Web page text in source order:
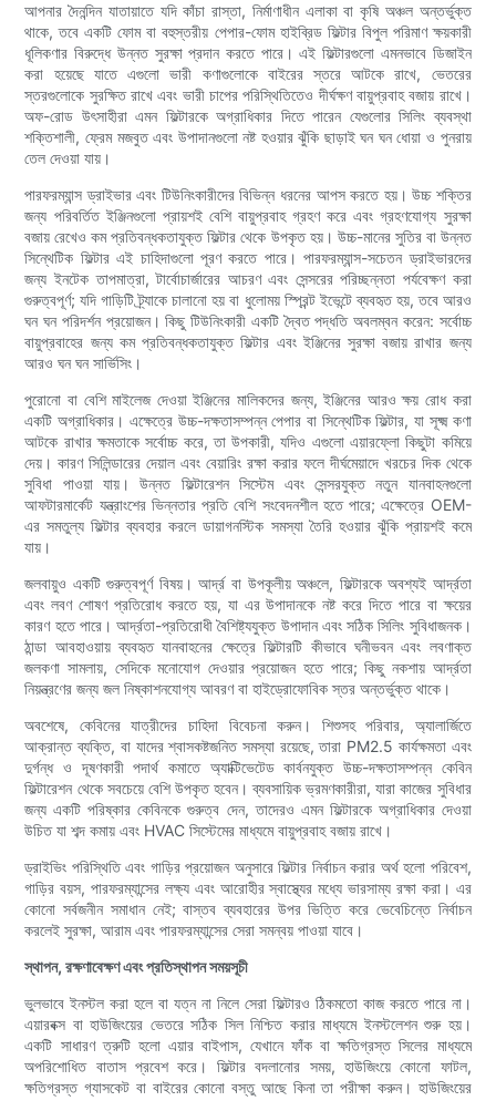
আপনার দৈনন্দিন যাতায়াতে যদি কাঁচা রাস্তা, নির্মাণাধীন এলাকা বা কৃষি অঞ্চল অন্তর্ভুক্ত
থাকে, তবে একটি ফোম বা বহুস্তরীয় পেপার-ফোম হাইব্রিড ফিল্টার বিপুল পরিমাণ ক্ষয়কারী
ধূলিকণার বিরুদ্ধে উন্নত সুরক্ষা প্রদান করতে পারে। এই ফিল্টারগুলো এমনভাবে ডিজাইন
করা হয়েছে যাতে এগুলো ভারী কণাগুলোকে বাইরের স্তরে আটকে রাখে, ভেতরের
স্তরগুলোকে সুরক্ষিত রাখে এবং ভারী চাপের পরিস্থিতিতেও দীর্ঘক্ষণ বায়ুপ্রবাহ বজায় রাখে।
অফ-রোড উৎসাহীরা এমন ফিল্টারকে অগ্রাধিকার দিতে পারেন যেগুলোর সিলিং ব্যবস্থা
শক্তিশালী, ফ্রেম মজবুত এবং উপাদানগুলো নষ্ট হওয়ার ঝুঁকি ছাড়াই ঘন ঘন ধোয়া ও পুনরায়
তেল দেওয়া যায়।
পারফরম্যান্স ড্রাইভার এবং টিউনিংকারীদের বিভিন্ন ধরনের আপস করতে হয়। উচ্চ শক্তির
জন্য পরিবর্তিত ইঞ্জিনগুলো প্রায়শই বেশি বায়ুপ্রবাহ গ্রহণ করে এবং গ্রহণযোগ্য সুরক্ষা
বজায় রেখেও কম প্রতিবন্ধকতাযুক্ত ফিল্টার থেকে উপকৃত হয়। উচ্চ-মানের সুতির বা উন্নত
সিন্থেটিক ফিল্টার এই চাহিদাগুলো পূরণ করতে পারে। পারফরম্যান্স-সচেতন ড্রাইভারদের
জন্য ইনটেক তাপমাত্রা, টার্বোচার্জারের আচরণ এবং সেন্সরের পরিচ্ছন্নতা পর্যবেক্ষণ করা
গুরুত্বপূর্ণ; যদি গাড়িটি ট্র্যাকে চালানো হয় বা ধুলোময় স্প্রিন্ট ইভেন্টে ব্যবহৃত হয়, তবে আরও
ঘন ঘন পরিদর্শন প্রয়োজন। কিছু টিউনিংকারী একটি দ্বৈত পদ্ধতি অবলম্বন করেন: সর্বোচ্চ
বায়ুপ্রবাহের জন্য কম প্রতিবন্ধকতাযুক্ত ফিল্টার এবং ইঞ্জিনের সুরক্ষা বজায় রাখার জন্য
আরও ঘন ঘন সার্ভিসিং।
পুরোনো বা বেশি মাইলেজ দেওয়া ইঞ্জিনের মালিকদের জন্য, ইঞ্জিনের আরও ক্ষয় রোধ করা
একটি অগ্রাধিকার। এক্ষেত্রে উচ্চ-দক্ষতাসম্পন্ন পেপার বা সিন্থেটিক ফিল্টার, যা সূক্ষ্ম কণা
আটকে রাখার ক্ষমতাকে সর্বোচ্চ করে, তা উপকারী, যদিও এগুলো এয়ারফ্লো কিছুটা কমিয়ে
দেয়। কারণ সিলিন্ডারের দেয়াল এবং বেয়ারিং রক্ষা করার ফলে দীর্ঘমেয়াদে খরচের দিক থেকে
সুবিধা পাওয়া যায়। উন্নত ফিল্টারেশন সিস্টেম এবং সেন্সরযুক্ত নতুন যানবাহনগুলো
আফটারমার্কেট যন্ত্রাংশের ভিন্নতার প্রতি বেশি সংবেদনশীল হতে পারে; এক্ষেত্রে OEM-
এর সমতুল্য ফিল্টার ব্যবহার করলে ডায়াগনস্টিক সমস্যা তৈরি হওয়ার ঝুঁকি প্রায়শই কমে
যায়।
জলবায়ুও একটি গুরুত্বপূর্ণ বিষয়। আর্দ্র বা উপকূলীয় অঞ্চলে, ফিল্টারকে অবশ্যই আর্দ্রতা
এবং লবণ শোষণ প্রতিরোধ করতে হয়, যা এর উপাদানকে নষ্ট করে দিতে পারে বা ক্ষয়ের
কারণ হতে পারে। আর্দ্রতা-প্রতিরোধী বৈশিষ্ট্যযুক্ত উপাদান এবং সঠিক সিলিং সুবিধাজনক।
ঠান্ডা আবহাওয়ায় ব্যবহৃত যানবাহনের ক্ষেত্রে ফিল্টারটি কীভাবে ঘনীভবন এবং লবণাক্ত
জলকণা সামলায়, সেদিকে মনোযোগ দেওয়ার প্রয়োজন হতে পারে; কিছু নকশায় আর্দ্রতা
নিয়ন্ত্রণের জন্য জল নিষ্কাশনযোগ্য আবরণ বা হাইড্রোফোবিক স্তর অন্তর্ভুক্ত থাকে।
অবশেষে, কেবিনের যাত্রীদের চাহিদা বিবেচনা করুন। শিশুসহ পরিবার, অ্যালার্জিতে
আক্রান্ত ব্যক্তি, বা যাদের শ্বাসকষ্টজনিত সমস্যা রয়েছে, তারা PM2.5 কার্যক্ষমতা এবং
দুর্গন্ধ ও দূষণকারী পদার্থ কমাতে অ্যাক্টিভেটেড কার্বনযুক্ত উচ্চ-দক্ষতাসম্পন্ন কেবিন
ফিল্টারেশন থেকে সবচেয়ে বেশি উপকৃত হবেন। ব্যবসায়িক ভ্রমণকারীরা, যারা কাজের সুবিধার
জন্য একটি পরিষ্কার কেবিনকে গুরুত্ব দেন, তাদেরও এমন ফিল্টারকে অগ্রাধিকার দেওয়া
উচিত যা শব্দ কমায় এবং HVAC সিস্টেমের মাধ্যমে বায়ুপ্রবাহ বজায় রাখে।
ড্রাইভিং পরিস্থিতি এবং গাড়ির প্রয়োজন অনুসারে ফিল্টার নির্বাচন করার অর্থ হলো পরিবেশ,
গাড়ির বয়স, পারফরম্যান্সের লক্ষ্য এবং আরোহীর স্বাস্থ্যের মধ্যে ভারসাম্য রক্ষা করা। এর
কোনো সর্বজনীন সমাধান নেই; বাস্তব ব্যবহারের উপর ভিত্তি করে ভেবেচিন্তে নির্বাচন
করলেই সুরক্ষা, আরাম এবং পারফরম্যান্সের সেরা সমন্বয় পাওয়া যাবে।
স্থাপন, রক্ষণাবেক্ষণ এবং প্রতিস্থাপন সময়সূচী
ভুলভাবে ইনস্টল করা হলে বা যত্ন না নিলে সেরা ফিল্টারও ঠিকমতো কাজ করতে পারে না।
এয়ারবক্স বা হাউজিংয়ের ভেতরে সঠিক সিল নিশ্চিত করার মাধ্যমে ইনস্টলেশন শুরু হয়।
একটি সাধারণ ত্রুটি হলো এয়ার বাইপাস, যেখানে ফাঁক বা ক্ষতিগ্রস্ত সিলের মাধ্যমে
অপরিশোধিত বাতাস প্রবেশ করে। ফিল্টার বদলানোর সময়, হাউজিংয়ে কোনো ফাটল,
ক্ষতিগ্রস্ত গ্যাসকেট বা বাইরের কোনো বস্তু আছে কিনা তা পরীক্ষা করুন। হাউজিংয়ের